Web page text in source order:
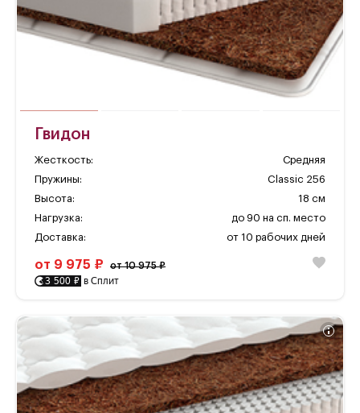
Гвидон
Жесткость:
Средняя
Пружины:
Classic 256
Высота:
18 см
Нагрузка:
до 90 на сп. место
Доставка:
от 10 рабочих дней
от 9 975 ₽ от 10 975 ₽
3 500 ₽ в Сплит